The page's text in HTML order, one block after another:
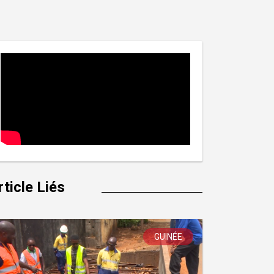
Liés
GUINÉE